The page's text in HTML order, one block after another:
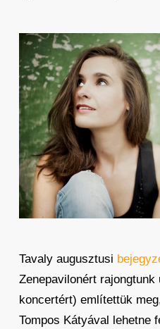
Tavaly augusztusi
Zenepavilonért
koncertért) említettük
Tompos Kátyával lehetne